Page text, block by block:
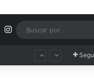
YouTubeInstagram